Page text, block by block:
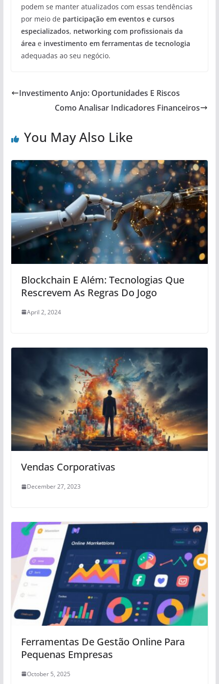
podem se manter atualizados com essas tendências
por meio de participação em eventos e cursos
especializados, networking com profissionais da
área e investimento em ferramentas de tecnologia
adequadas ao seu negócio.
Investimento Anjo: Oportunidades E Riscos
Como Analisar Indicadores Financeiros
You May Also Like
Blockchain E Além: Tecnologias Que
Rescrevem As Regras Do Jogo
April 2, 2024
Vendas Corporativas
December 27, 2023
Ferramentas De Gestão Online Para
Pequenas Empresas
October 5, 2025